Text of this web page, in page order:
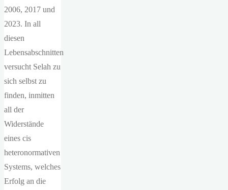
2006, 2017 und
2023. In all
diesen
Lebensabschnitten
versucht Selah zu
sich selbst zu
finden, inmitten
all der
Widerstände
eines cis
heteronormativen
Systems, welches
Erfolg an die